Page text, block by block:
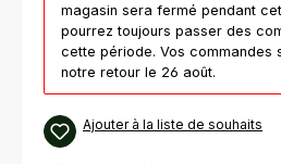
magasin sera fermé pendant
pourrez toujours passer des
cette période. Vos commandes
notre retour le 26 août.
Ajouter à la liste de souhaits